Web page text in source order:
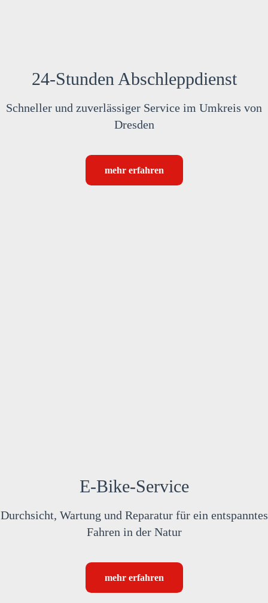
24-Stunden Abschlepp­dienst
Schneller und zuverlässiger Service im Umkreis von
Dresden
mehr erfahren
E-Bike-Service
Durchsicht, Wartung und Reparatur für ein entspanntes
Fahren in der Natur
mehr erfahren